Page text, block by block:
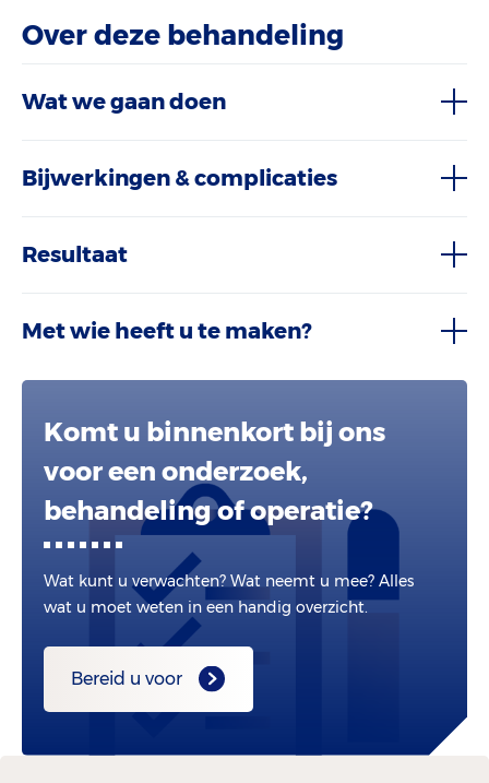
Over deze behandeling
Wat we gaan doen
Bijwerkingen & complicaties
Resultaat
Met wie heeft u te maken?
Komt u binnenkort bij ons
voor een onderzoek,
behandeling of operatie?
Wat kunt u verwachten? Wat neemt u mee? Alles
wat u moet weten in een handig overzicht.
Bereid u voor